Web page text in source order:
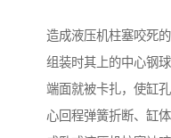
造成液压机柱塞咬死
组装时其上的中心钢
端面就被卡扎，使缸
心回程弹簧折断、缸